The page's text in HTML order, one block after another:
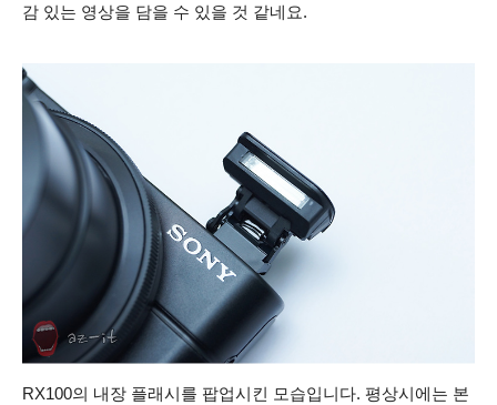
감 있는 영상을 담을 수 있을 것 같네요.
RX100의 내장 플래시를 팝업시킨 모습입니다. 평상시에는 본